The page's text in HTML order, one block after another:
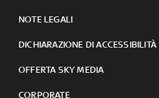
NOTE LEGALI
DICHIARAZIONE DI ACCESSIBILITÀ
OFFERTA SKY MEDIA
CORPORATE